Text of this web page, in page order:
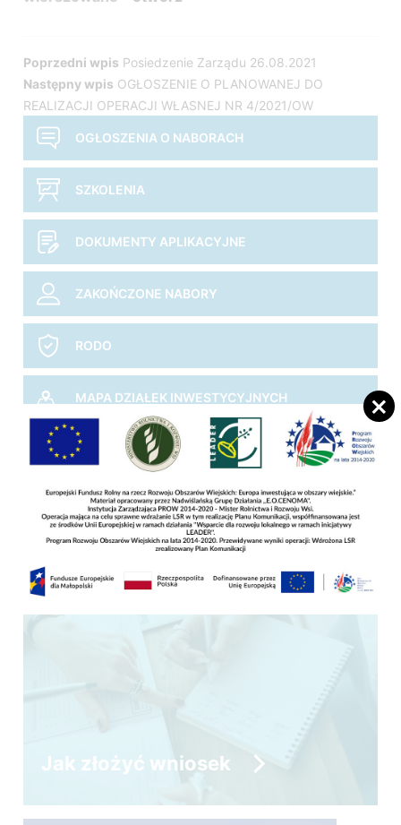
Nawigacja
wpisu
Poprzedni wpis Posiedzenie Zarządu 26.08.2021
Następny wpis OGŁOSZENIE O PLANOWANEJ DO
REALIZACJI OPERACJI WŁASNEJ NR 4/2021/OW
OGŁOSZENIA O NABORACH
SZKOLENIA
DOKUMENTY APLIKACYJNE
ZAKOŃCZONE NABORY
RODO
MAPA DZIAŁEK INWESTYCYJNYCH
NADWIŚLAŃSKIE QUESTY
MARKA LOKALNA
Jak złożyć wniosek